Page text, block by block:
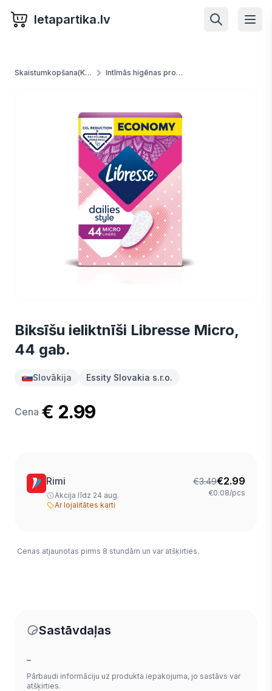
letapartika.lv
Skaistumkopšana(Kosmētika) un higēna Intīmās higēnas produkti
Biksīšu ieliktnīši Libresse Micro,
44 gab.
Slovākija Essity Slovakia s.r.o.
Cena € 2.99
Rimi
Akcija līdz 24 aug.
Ar lojalitātes karti
€3.49€2.99
€0.08/pcs
Cenas atjaunotas pirms 8 stundām un var atšķirties.
Sastāvdaļas
Pārbaudi informāciju uz produkta iepakojuma, jo sastāvs var
atšķirties.